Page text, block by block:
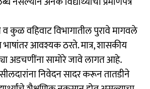
कुळ वहिवाट विभागातील पुरावे मागवले
आवश्यक ठरते. मात्र, शासकीय
अडचणींना सामोरे जावे लागत आहे.
निवेदन सादर करून तातडीने